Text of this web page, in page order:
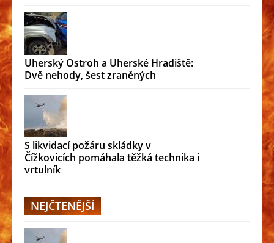
Uherský Ostroh a Uherské Hradiště:
Dvě nehody, šest zraněných
S likvidací požáru skládky v
Čížkovicích pomáhala těžká technika i
vrtulník
NEJČTENĚJŠÍ